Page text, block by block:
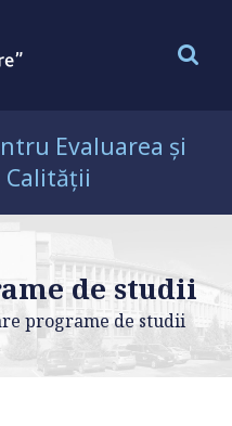
Evaluarea și
Calității
de studii
programe de studii